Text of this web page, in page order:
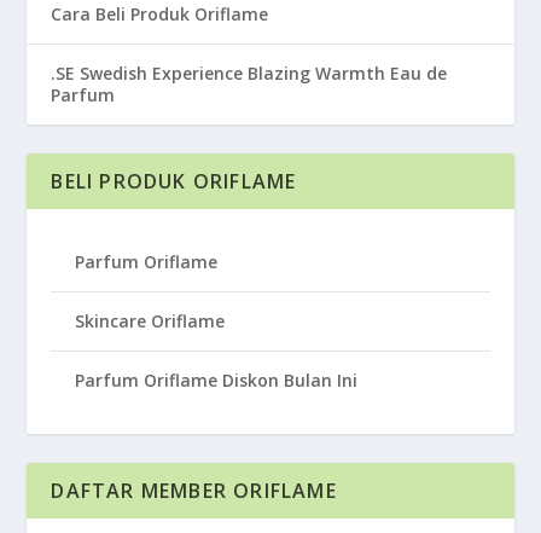
Cara Beli Produk Oriflame
.SE Swedish Experience Blazing Warmth Eau de
Parfum
BELI PRODUK ORIFLAME
Parfum Oriflame
Skincare Oriflame
Parfum Oriflame Diskon Bulan Ini
DAFTAR MEMBER ORIFLAME